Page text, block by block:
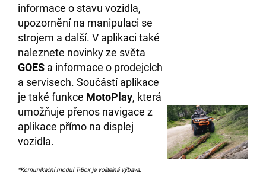
informace o stavu vozidla,
upozornění na manipulaci se
strojem a další. V aplikaci také
naleznete novinky ze světa
GOES a informace o prodejcích
a servisech. Součástí aplikace
je také funkce MotoPlay, která
umožňuje přenos navigace z
aplikace přímo na displej
vozidla.
*Komunikační modul T-Box je volitelná výbava.